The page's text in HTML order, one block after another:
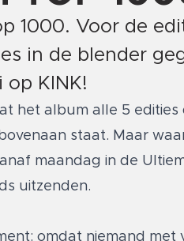
1000. Voor de
in de blender
KINK!
het album alle 5 edities
staat. Maar
maandag in de
uitzenden.
omdat niemand met